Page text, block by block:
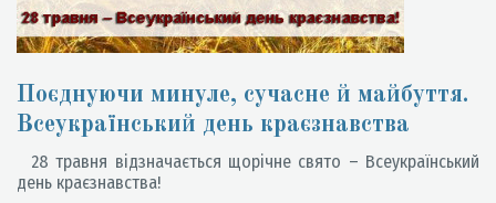
Поєднуючи минуле, сучасне й майбуття.
Всеукраїнський день краєзнавства
28 травня відзначається щорічне свято – Всеукраїнський
день краєзнавства!